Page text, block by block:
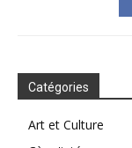
Catégories
Art et Culture